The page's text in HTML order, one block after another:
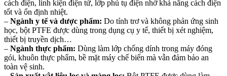
cách điện, linh kiện điện tử, lớp phủ tụ điện nhờ khả năng cách điện
tốt và ổn định nhiệt.
– Ngành y tế và dược phẩm: Do tính trơ và không phản ứng sinh
học, bột PTFE được dùng trong dụng cụ y tế, thiết bị xét nghiệm,
thiết bị truyền dịch…
– Ngành thực phẩm: Dùng làm lớp chống dính trong máy đóng
gói, khuôn thực phẩm, bề mặt máy chế biến mà vẫn đảm bảo an
toàn vệ sinh.